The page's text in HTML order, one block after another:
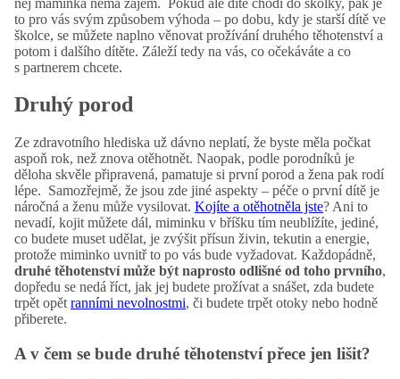
to pro vás svým způsobem výhoda – po dobu, kdy je starší dítě ve
školce, se můžete naplno věnovat prožívání druhého těhotenství a
potom i dalšího dítěte. Záleží tedy na vás, co očekáváte a co
s partnerem chcete.
Druhý porod
Ze zdravotního hlediska už dávno neplatí, že byste měla počkat
aspoň rok, než znova otěhotnět. Naopak, podle porodníků je
děloha skvěle připravená, pamatuje si první porod a žena pak rodí
lépe. Samozřejmě, že jsou zde jiné aspekty – péče o první dítě je
náročná a ženu může vysilovat. Kojíte a otěhotněla jste? Ani to
nevadí, kojit můžete dál, miminku v bříšku tím neublížíte, jediné,
co budete muset udělat, je zvýšit přísun živin, tekutin a energie,
protože miminko uvnitř to po vás bude vyžadovat. Každopádně,
druhé těhotenství může být naprosto odlišné od toho prvního,
dopředu se nedá říct, jak jej budete prožívat a snášet, zda budete
trpět opět ranními nevolnostmi, či budete trpět otoky nebo hodně
přiberete.
A v čem se bude druhé těhotenství přece jen lišit?